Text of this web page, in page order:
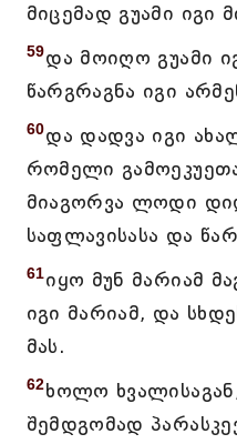
მიცემად გუამი იგი
59და მოიღო გუამი
წარგრაგნა იგი
60და დადვა იგი
რომელი
მიაგორვა ლოდი
საფლავისასა და
61იყო მუნ მარიამ
იგი მარიამ, და
მას.
62ხოლო
შემდგომად